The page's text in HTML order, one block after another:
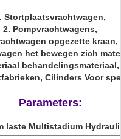
Stortplaatsvrachtwagen,
2. Pompvrachtwagens,
opgezette kraan,
het bewegen zich
Cilinders Voor
Parameters:
laste Multistadium